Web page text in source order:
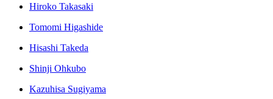
Hiroko Takasaki
Tomomi Higashide
Hisashi Takeda
Shinji Ohkubo
Kazuhisa Sugiyama